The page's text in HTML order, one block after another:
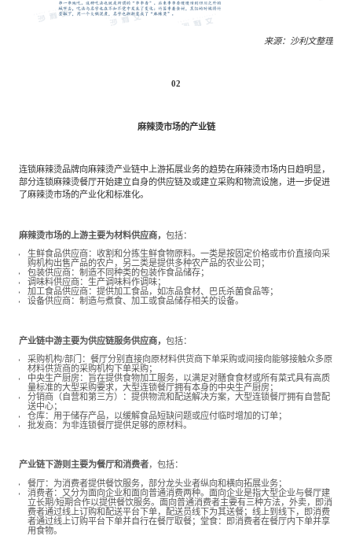
来源：沙利文整理
02
麻辣烫市场的产业链
连锁麻辣烫品牌向麻辣烫产业链中上游拓展业务的趋势在麻辣烫市场内日趋明显，
部分连锁麻辣烫餐厅开始建立自身的供应链及或建立采购和物流设施，进一步促进
了麻辣烫市场的产业化和标准化。
麻辣烫市场的上游主要为材料供应商， 包括：
生鲜食品供应商：收割和分拣生鲜食物原料。一类是按固定价格或市价直接向采
购机构出售产品的农户，另二类是提供多种农产品的农业公司；
包装供应商：制造不同种类的包装作食品储存；
调味料供应商：生产调味料作调味；
加工食品供应商：提供加工食品，如冻品食材、巴氏杀菌食品等；
设备供应商：制造与煮食、加工或食品储存相关的设备。
产业链中游主要为供应链服务供应商， 包括：
采购机构/部门：餐厅分别直接向原材料供货商下单采购或间接向能够接触众多原
材料供货商的采购机构下单采购；
中央生产厨房：旨在提供食物加工服务，以满足对膳食食材或所有菜式具有高质
量标准的大型采购要求，大型连锁餐厅拥有本身的中央生产厨房；
分销商（自营和第三方）：提供物流和配送解决方案，大型连锁餐厅拥有自营配
送中心；
仓库：用于储存产品，以缓解食品短缺问题或应付临时增加的订单；
批发商：为非连锁餐厅提供足够的原材料。
产业链下游则主要为餐厅和消费者，包括：
餐厅：为消费者提供餐饮服务，部分龙头业者纵向和横向拓展业务；
消费者：又分为面向企业和面向普通消费两种。面向企业是指大型企业与餐厅建
立长期/短期合作以提供餐饮服务。面向普通消费者主要有三种方法，外卖，即消
费者通过线上订购和配送平台下单，配送员线下为其送餐；线上到线下，即消费
者通过线上订购平台下单并自行在餐厅取餐；堂食：即消费者在餐厅内下单并享
用食物。